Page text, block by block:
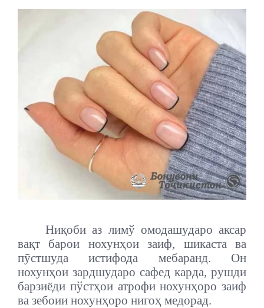
Ниқоби аз лимў омодашударо аксар
вақт барои нохунҳои заиф, шикаста ва
пӯстшуда истифода мебаранд. Он
нохунҳои зардшударо сафед карда, рушди
барзиёди пўстҳои атрофи нохунҳоро заиф
ва зебоии нохунҳоро нигоҳ медорад.